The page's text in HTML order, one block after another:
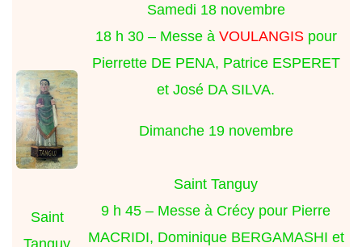
Saint
Tanguy
Samedi 18 novembre
18 h 30 – Messe à VOULANGISpour
Pierrette DE PENA, Patrice ESPERET
et José DA SILVA.
Dimanche 19 novembre
Saint Tanguy
9 h 45 – Messe à Crécy pour Pierre
MACRIDI, Dominique BERGAMASHI et